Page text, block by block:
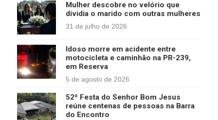
Mulher descobre no velório que
dividia o marido com outras mulheres
31 de julho de 2026
Idoso morre em acidente entre
motocicleta e caminhão na PR-239,
em Reserva
5 de agosto de 2026
52ª Festa do Senhor Bom Jesus
reúne centenas de pessoas na Barra
do Encontro